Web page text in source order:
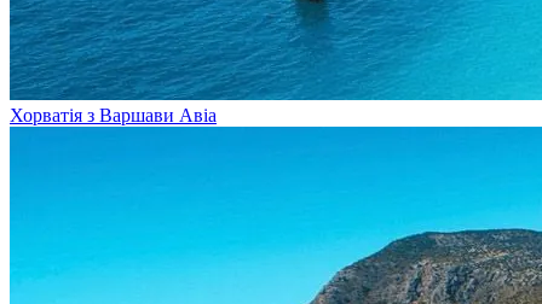
Хорватія з Варшави Авіа